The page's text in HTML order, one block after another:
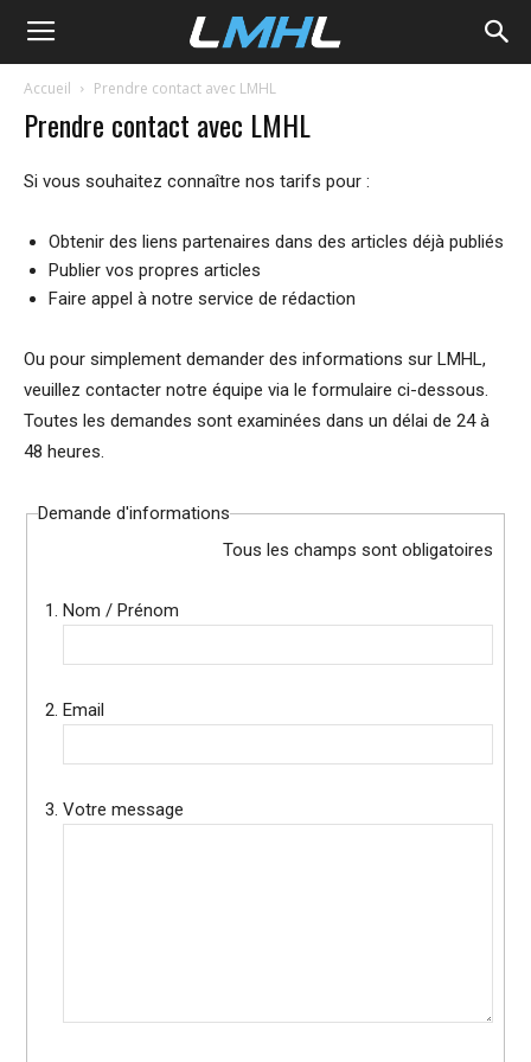
LMHL
Accueil Prendre contact avec LMHL
Prendre contact avec LMHL
Si vous souhaitez connaître nos tarifs pour :
Obtenir des liens partenaires dans des articles déjà publiés
Publier vos propres articles
Faire appel à notre service de rédaction
Ou pour simplement demander des informations sur LMHL,
veuillez contacter notre équipe via le formulaire ci-dessous.
Toutes les demandes sont examinées dans un délai de 24 à
48 heures.
Demande d'informations
Tous les champs sont obligatoires
Nom / Prénom
Email
Votre message